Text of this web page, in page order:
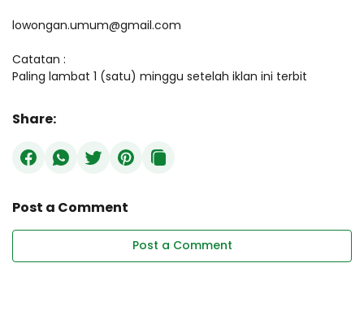
lowongan.umum@gmail.com
Catatan :
Paling lambat 1 (satu) minggu setelah iklan ini terbit
Share:
Post a Comment
Post a Comment